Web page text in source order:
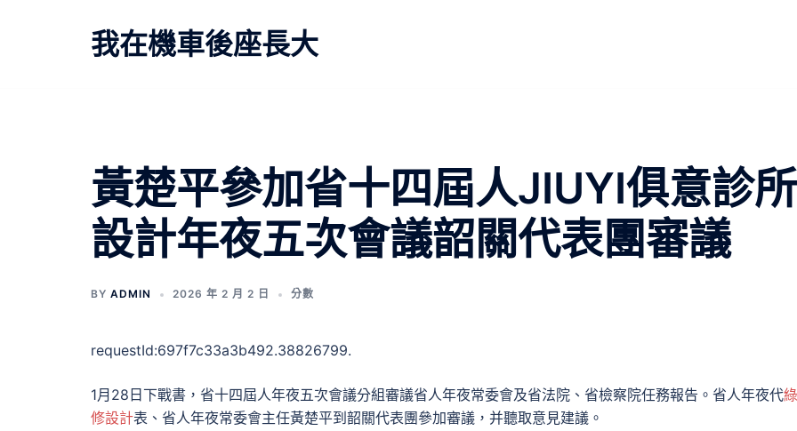
我在機車後座長大
黃楚平參加省十四屆人JIUYI俱意診所
設計年夜五次會議韶關代表團審議
BY ADMIN 2026 年 2 月 2 日 分數
requestId:697f7c33a3b492.38826799.
1月28日下戰書，省十四屆人年夜五次會議分組審議省人年夜常委會及省法院、省檢察院任務報告。省人年夜代
修設計表、省人年夜常委會主任黃楚平到韶關代表團參加審議，并聽取意見建議。